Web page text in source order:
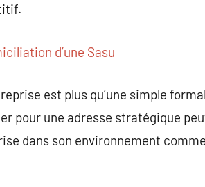
d’une Sasu
est plus qu’une simple
pour une adresse stratégique
dans son environnement